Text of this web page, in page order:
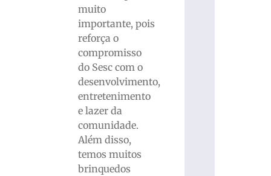
muito
importante, pois
reforça o
compromisso
do Sesc com o
desenvolvimento,
entretenimento
e lazer da
comunidade.
Além disso,
temos muitos
brinquedos